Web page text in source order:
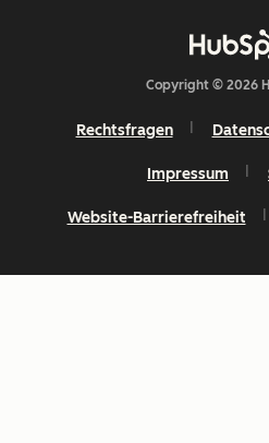
Copyright © 2026
Rechtsfragen
Impressum
Website-Barrierefreiheit